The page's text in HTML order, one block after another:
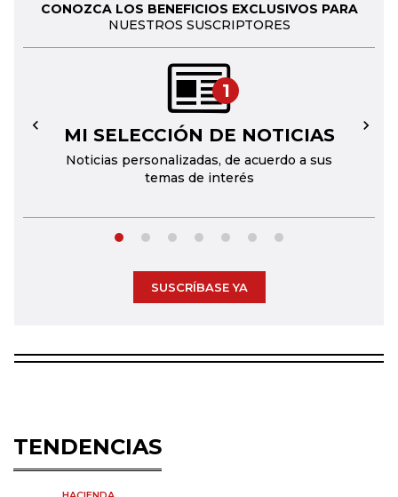
CONOZCA LOS BENEFICIOS EXCLUSIVOS PARA
NUESTROS SUSCRIPTORES
1
MI SELECCIÓN DE NOTICIAS
Noticias personalizadas, de acuerdo a sus
temas de interés
← →
SUSCRÍBASE YA
TENDENCIAS